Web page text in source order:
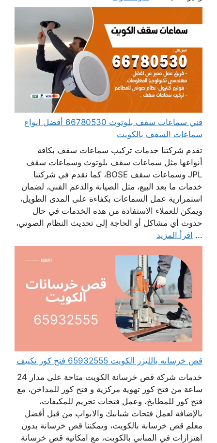
فني سماعات سقف بلوتوث 66780530 أفضل انواع
سماعات السقف بالكويت
تقدم شركتنا خدمات تركيب سماعات سقف بكافة
أنواعها مثل سماعات سقف بلوتوث وسماعات سقف
JPL وسماعات سقف BOSE، كما نقدم في شركتنا
خدمات ما بعد البيع، مثل الصيانة والدعم الفني، لضمان
استمرارية عمل السماعات بكفاءة على المدى الطويل،
ويمكن للعملاء الاستفادة من هذه الخدمات في حال
حدوث أي مشاكل أو الحاجة إلى تحديث النظام الصوتي،
... اقرأ المزيد
قص خرسانه بالليزر الكويت 65932555 فتح كور تكييف
خدمات شركة قص خرسانة الكويت متاحة على مدار 24
ساعة من فتح كور تهوية مركزية و فتح كور للمداخن، مع
فتح كور للمطابخ، وعمل فتحات تخريم للمكيفات،
بالإضافة لعمل فتحات شبابيك والابواب من قبل أفضل
معلم قص خرسانة بالكويت، ويمكننا قص خرسانة بدون
اهتزازات في المباني بالكويت، مع امكانية قص خرسانة